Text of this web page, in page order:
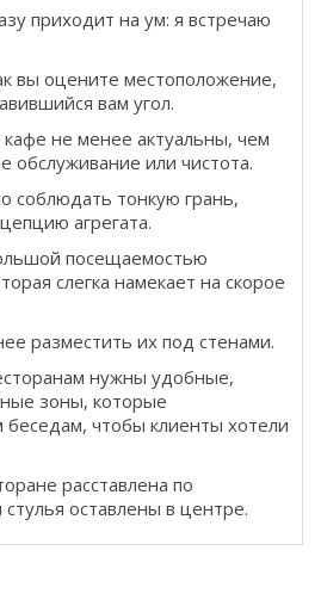
приходит на ум: я встречаю
вы оцените местоположение,
вам угол.
не менее актуальны, чем
обслуживание или чистота.
соблюдать тонкую грань,
агрегата.
посещаемостью
слегка намекает на скорое
разместить их под стенами.
нужны удобные,
зоны, которые
беседам, чтобы клиенты хотели
расставлена ​​по
оставлены в центре.